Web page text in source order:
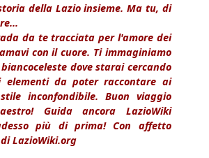
della Lazio insieme. Ma tu, di
da te tracciata per l'amore dei
con il cuore. Ti immaginiamo
dove starai cercando
elementi da poter raccontare ai
inconfondibile. Buon viaggio
Guida ancora LazioWiki
più di prima! Con affetto
LazioWiki.org